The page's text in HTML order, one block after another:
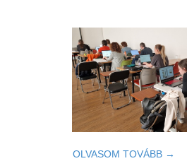
OLVASOM TOVÁBB →